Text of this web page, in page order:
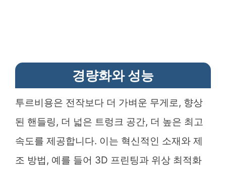
경량화와 성능
투르비용은 전작보다 더 가벼운 무게로, 향상
된 핸들링, 더 넓은 트렁크 공간, 더 높은 최고
속도를 제공합니다. 이는 혁신적인 소재와 제
조 방법, 예를 들어 3D 프린팅과 위상 최적화